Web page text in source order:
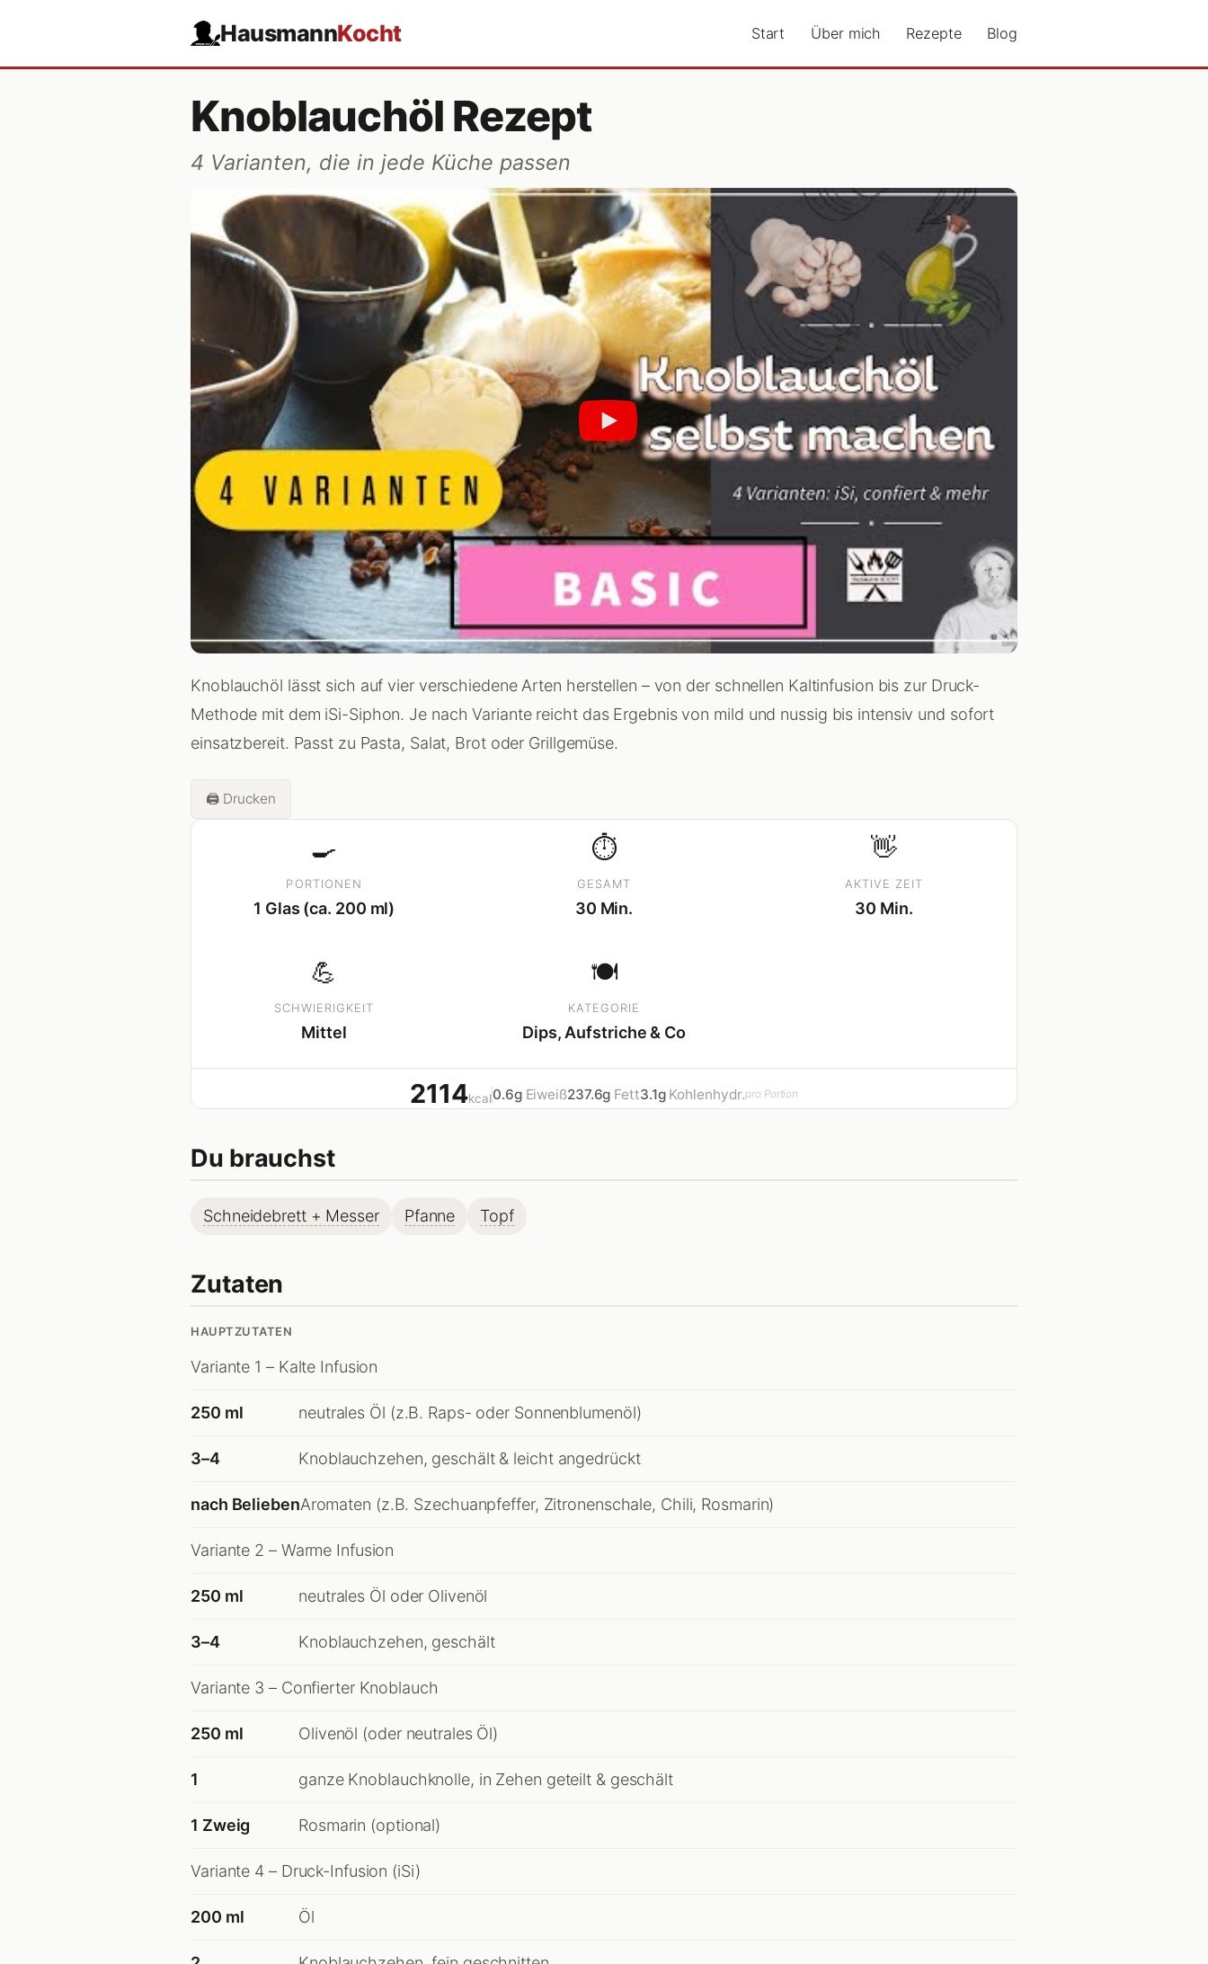
HausmannKocht Start Über mich Rezepte Blog
Knoblauchöl Rezept
4 Varianten, die in jede Küche passen
Knoblauchöl lässt sich auf vier verschiedene Arten herstellen – von der schnellen Kaltinfusion bis zur Druck-
Methode mit dem iSi-Siphon. Je nach Variante reicht das Ergebnis von mild und nussig bis intensiv und sofort
einsatzbereit. Passt zu Pasta, Salat, Brot oder Grillgemüse.
🖨️ Drucken
🍳
PORTIONEN
1 Glas (ca. 200 ml)
⏱
GESAMT
30 Min.
👋
AKTIVE ZEIT
30 Min.
💪
SCHWIERIGKEIT
Mittel
🍽
KATEGORIE
Dips, Aufstriche & Co
2114kcal0.6g Eiweiß237.6g Fett3.1g Kohlenhydr.pro Portion
Du brauchst
Schneidebrett + Messer Pfanne Topf
Zutaten
HAUPTZUTATEN
Variante 1 – Kalte Infusion
250 ml neutrales Öl (z.B. Raps- oder Sonnenblumenöl)
3–4 Knoblauchzehen, geschält & leicht angedrückt
nach BeliebenAromaten (z.B. Szechuanpfeffer, Zitronenschale, Chili, Rosmarin)
Variante 2 – Warme Infusion
250 ml neutrales Öl oder Olivenöl
3–4 Knoblauchzehen, geschält
Variante 3 – Confierter Knoblauch
250 ml Olivenöl (oder neutrales Öl)
1 ganze Knoblauchknolle, in Zehen geteilt & geschält
1 Zweig Rosmarin (optional)
Variante 4 – Druck-Infusion (iSi)
200 ml Öl